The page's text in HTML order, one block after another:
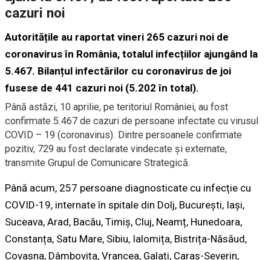
cazuri noi
Autoritățile au raportat vineri 265 cazuri noi de
coronavirus în România, totalul infecțiilor ajungând la
5.467. Bilanțul infectărilor cu coronavirus de joi
fusese de 441 cazuri noi (5.202 în total).
Până astăzi, 10 aprilie, pe teritoriul României, au fost
confirmate 5.467 de cazuri de persoane infectate cu virusul
COVID – 19 (coronavirus). Dintre persoanele confirmate
pozitiv, 729 au fost declarate vindecate și externate,
transmite Grupul de Comunicare Strategică.
Până acum, 257 persoane diagnosticate cu infecție cu
COVID-19, internate în spitale din Dolj, București, Iași,
Suceava, Arad, Bacău, Timiș, Cluj, Neamț, Hunedoara,
Constanța, Satu Mare, Sibiu, Ialomița, Bistrița-Năsăud,
Covasna, Dâmbovița, Vrancea, Galați, Caraș-Severin,